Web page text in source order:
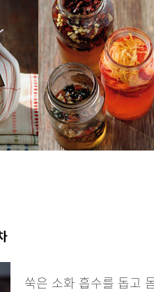
쑥은 소화 흡수를 돕고